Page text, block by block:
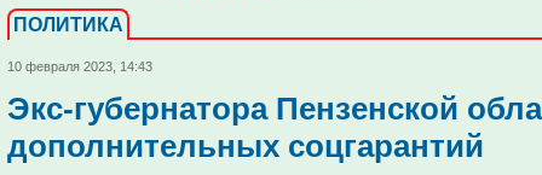
ПОЛИТИКА
10 февраля 2023, 14:43
Экс-губернатора Пензенской
дополнительных соцгарантий